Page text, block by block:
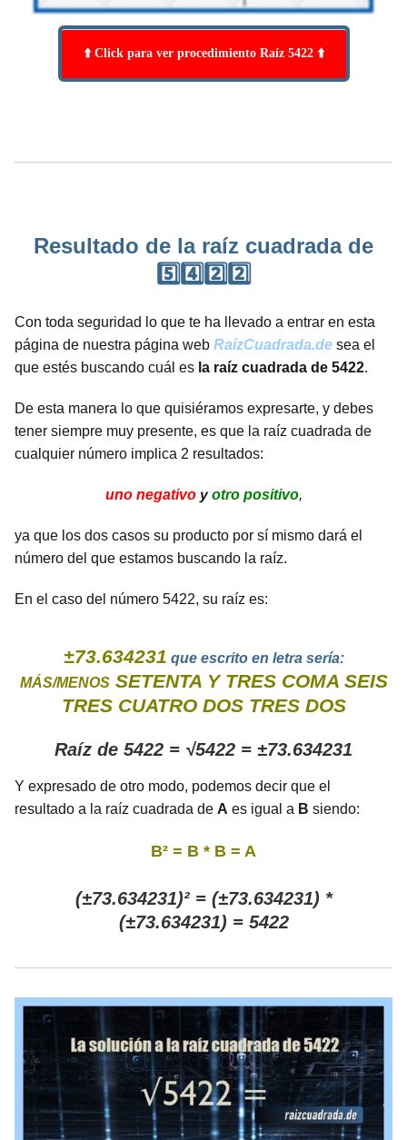
⬆️ Click para ver procedimiento Raíz 5422 ⬆️
Resultado de la raíz cuadrada de
5️⃣4️⃣2️⃣2️⃣
Con toda seguridad lo que te ha llevado a entrar en esta
página de nuestra página web RaízCuadrada.de sea el
que estés buscando cuál es la raíz cuadrada de 5422.
De esta manera lo que quisiéramos expresarte, y debes
tener siempre muy presente, es que la raíz cuadrada de
cualquier número implica 2 resultados:
uno negativoyotro positivo,
ya que los dos casos su producto por sí mismo dará el
número del que estamos buscando la raíz.
En el caso del número 5422, su raíz es:
±73.634231 que escrito en letra sería:
MÁS/MENOS SETENTA Y TRES COMA SEIS
TRES CUATRO DOS TRES DOS
Raíz de 5422 = √5422 = ±73.634231
Y expresado de otro modo, podemos decir que el
resultado a la raíz cuadrada de A es igual a B siendo:
B² = B * B = A
(±73.634231)² = (±73.634231) *
(±73.634231) = 5422